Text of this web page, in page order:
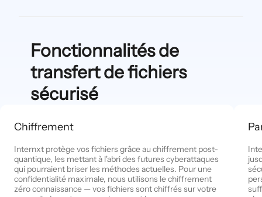
Fonctionnalités de
transfert de fichiers
sécurisé
Chiffrement
Internxt protège vos fichiers grâce au chiffrement post-
quantique, les mettant à l'abri des futures cyberattaques
qui pourraient briser les méthodes actuelles. Pour une
confidentialité maximale, nous utilisons le chiffrement
zéro connaissance — vos fichiers sont chiffrés sur votre